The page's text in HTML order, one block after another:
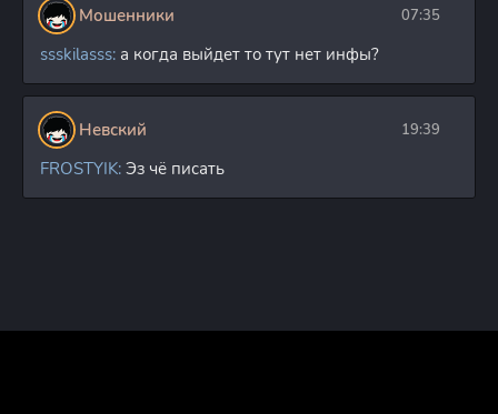
Мошенники 07:35
ssskilasss: а когда выйдет то тут нет инфы?
Невский 19:39
FROSTYIK: Эз чё писать